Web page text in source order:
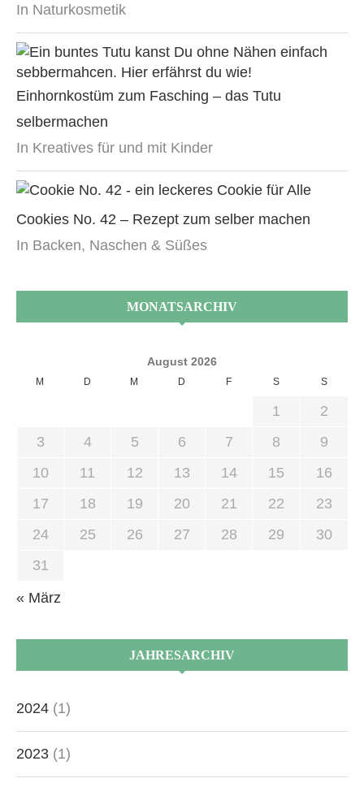
In Naturkosmetik
Einhornkostüm zum Fasching – das Tutu
selbermachen
In Kreatives für und mit Kinder
Cookies No. 42 – Rezept zum selber machen
In Backen, Naschen & Süßes
MONATSARCHIV
August 2026
M D M D F S S
1
2
3
4 5 6 7 8
9
10
11 12 13 14 15
16
17
18 19 20 21 22
23
24
25 26 27 28 29
30
31
« März
JAHRESARCHIV
2024 (1)
2023 (1)